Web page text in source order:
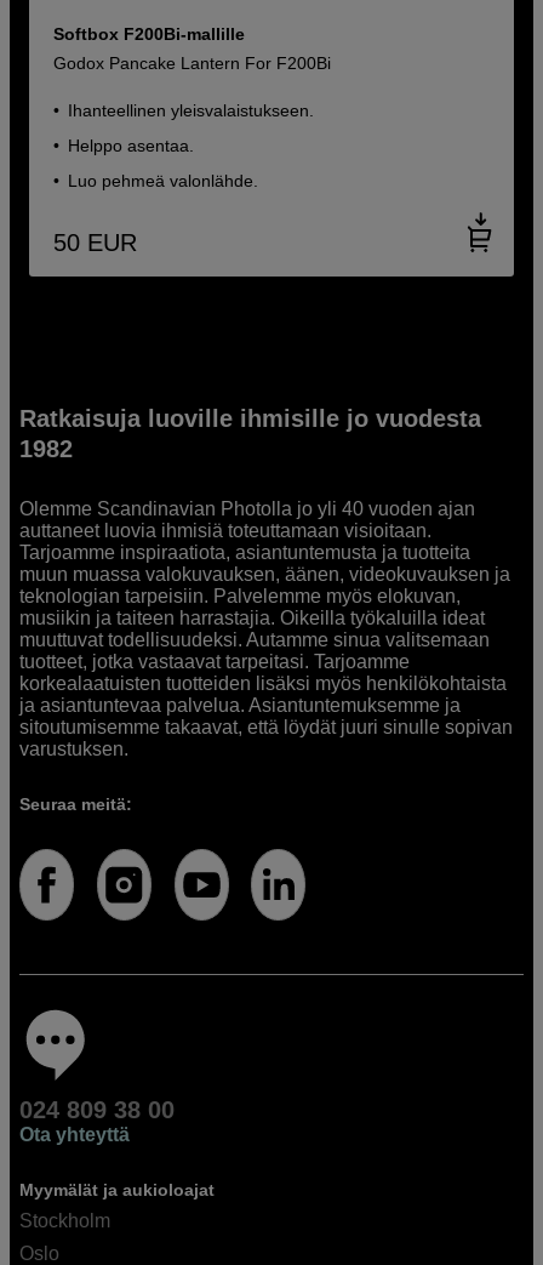
Softbox F200Bi-mallille
Godox Pancake Lantern For F200Bi
Ihanteellinen yleisvalaistukseen.
Helppo asentaa.
Luo pehmeä valonlähde.
50 EUR
Ratkaisuja luoville ihmisille jo vuodesta
1982
Olemme Scandinavian Photolla jo yli 40 vuoden ajan
auttaneet luovia ihmisiä toteuttamaan visioitaan.
Tarjoamme inspiraatiota, asiantuntemusta ja tuotteita
muun muassa valokuvauksen, äänen, videokuvauksen ja
teknologian tarpeisiin. Palvelemme myös elokuvan,
musiikin ja taiteen harrastajia. Oikeilla työkaluilla ideat
muuttuvat todellisuudeksi. Autamme sinua valitsemaan
tuotteet, jotka vastaavat tarpeitasi. Tarjoamme
korkealaatuisten tuotteiden lisäksi myös henkilökohtaista
ja asiantuntevaa palvelua. Asiantuntemuksemme ja
sitoutumisemme takaavat, että löydät juuri sinulle sopivan
varustuksen.
Seuraa meitä:
024 809 38 00
Ota yhteyttä
Myymälät ja aukioloajat
Stockholm
Oslo